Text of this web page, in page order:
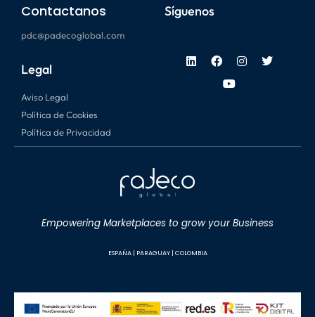
Síguenos
Contactanos
pdc@padecoglobal.com
Legal
Aviso Legal
Política de Cookies
Política de Privacidad
Empowering Marketplaces to grow your Business
ESPAÑA | PARAGUAY | COLOMBIA